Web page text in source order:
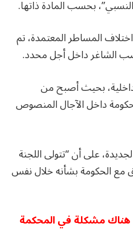
مع اختلاف المساطر المعتمدة، تم
الشاغر داخل أجل محدد.
على تعديل المادة 250 من نظامه الداخلية، بحيث أصبح من
داخل الآجال المنصوص
صيغتها الجديدة، على أن “تتولى اللجنة
مع الحكومة بشأنه خلال نفس
هناك مشكلة في المحكمة